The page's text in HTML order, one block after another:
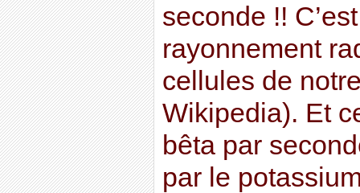
seconde !!
rayonnement
cellules de
Wikipedia). Et
bêta par
par le